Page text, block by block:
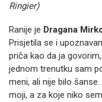
Ringier)
Ranije je Dragana
Prisjetila se i
priča kao da ja
jednom trenutku sam
meni, ali nije bilo
moji, a za koje niko